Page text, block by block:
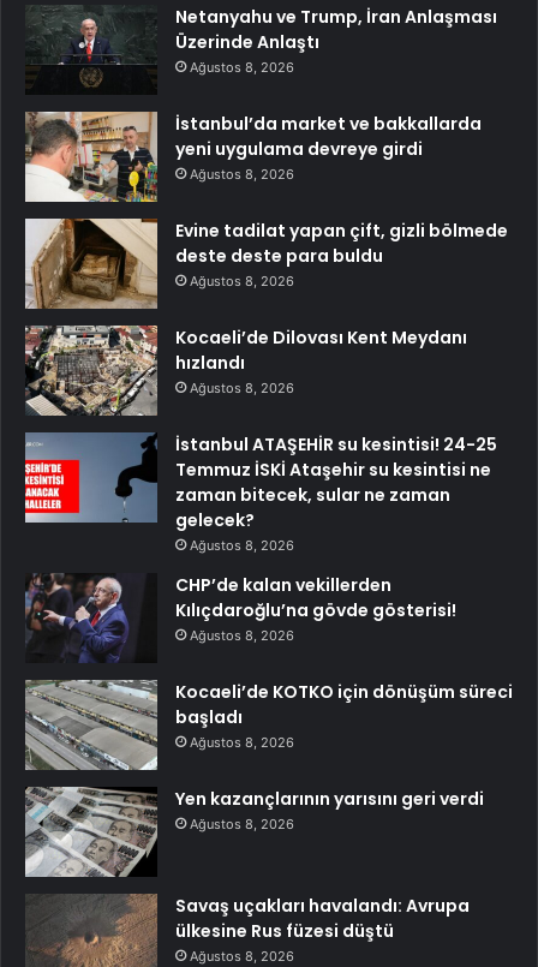
Netanyahu ve Trump, İran Anlaşması
Üzerinde Anlaştı
Ağustos 8, 2026
İstanbul’da market ve bakkallarda
yeni uygulama devreye girdi
Ağustos 8, 2026
Evine tadilat yapan çift, gizli bölmede
deste deste para buldu
Ağustos 8, 2026
Kocaeli’de Dilovası Kent Meydanı
hızlandı
Ağustos 8, 2026
İstanbul ATAŞEHİR su kesintisi! 24-25
Temmuz İSKİ Ataşehir su kesintisi ne
zaman bitecek, sular ne zaman
gelecek?
Ağustos 8, 2026
CHP’de kalan vekillerden
Kılıçdaroğlu’na gövde gösterisi!
Ağustos 8, 2026
Kocaeli’de KOTKO için dönüşüm süreci
başladı
Ağustos 8, 2026
Yen kazançlarının yarısını geri verdi
Ağustos 8, 2026
Savaş uçakları havalandı: Avrupa
ülkesine Rus füzesi düştü
Ağustos 8, 2026